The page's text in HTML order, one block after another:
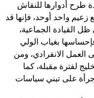
طرح أدوارها للنقاش
زعيم واحد أوحد، فإنها قد
القيادة الجماعية،
بغياب الولي
العمل الانفرادي، ومن
لفترة مقبلة، كما
على تبني سياسات